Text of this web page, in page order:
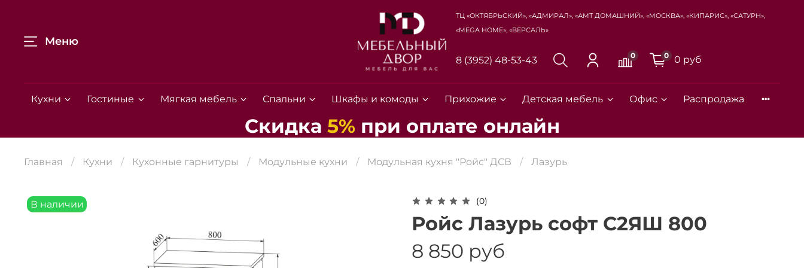
Меню
ТЦ «Октябрьский», «Адмирал», «Амт Домашний», «Москва», «Кипарис», «Сатурн»,
«Mega Home», «Версаль»
8 (3952) 48-53-43 0 0 0 руб
Кухни Гостиные Мягкая мебель Спальни Шкафы и комоды Прихожие Детская мебель Офис Распродажа
Скидка 5%при оплате онлайн
Главная Кухни Кухонные гарнитуры Модульные кухни Модульная кухня "Ройс" ДСВ Лазурь
В наличии (0)
Ройс Лазурь софт С2ЯШ 800
8 850 руб
оплату на части